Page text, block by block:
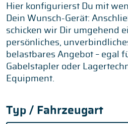
Hier konfigurierst Du mit
Dein Wunsch-Gerät: Anschließend
schicken wir Dir umgehend
persönliches,
belastbares Angebot – egal
Gabelstapler oder
Equipment.
Typ / Fahrzeugart